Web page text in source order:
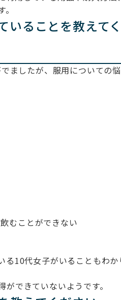
いることを教えて
ましたが、服用についての
むことができない
る10代女子がいることもわか
できていないようです。